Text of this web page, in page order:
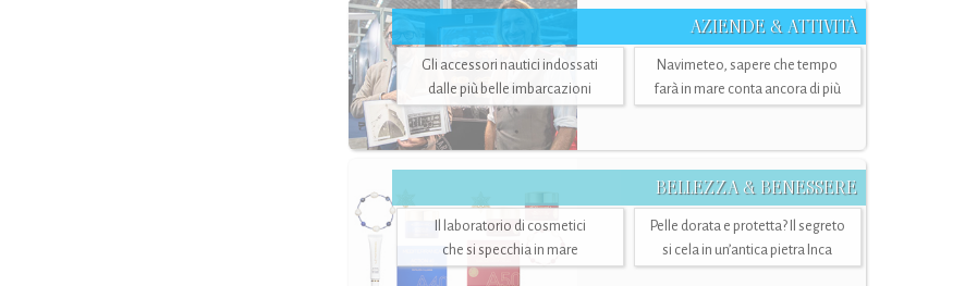
AZIENDE & ATTIVITÀ
Gli accessori nautici indossati
dalle più belle imbarcazioni
Navimeteo, sapere che tempo
farà in mare conta ancora di più
BELLEZZA & BENESSERE
Il laboratorio di cosmetici
che si specchia in mare
Pelle dorata e protetta? Il segreto
si cela in un’antica pietra Inca